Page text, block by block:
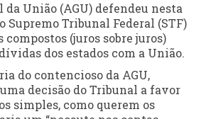
União (AGU) defendeu nesta
Supremo Tribunal Federal (STF)
compostos (juros sobre juros)
dos estados com a União.
do contencioso da AGU,
decisão do Tribunal a favor
simples, como querem os